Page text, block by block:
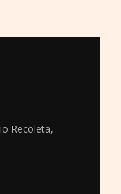
Recoleta,